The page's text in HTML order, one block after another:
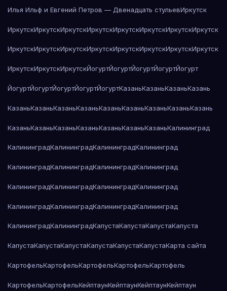
Илья Ильф и Евгений Петров — Двенадцать стульевИркутск
ИркутскИркутскИркутскИркутскИркутскИркутскИркутскИркутск
ИркутскИркутскИркутскИркутскИркутскИркутскИркутскИркутск
ИркутскИркутскИркутскЙогуртЙогуртЙогуртЙогуртЙогурт
ЙогуртЙогуртЙогуртЙогуртЙогуртКазаньКазаньКазаньКазань
КазаньКазаньКазаньКазаньКазаньКазаньКазаньКазаньКазань
КазаньКазаньКазаньКазаньКазаньКазаньКазаньКалининград
КалининградКалининградКалининградКалининград
КалининградКалининградКалининградКалининград
КалининградКалининградКалининградКалининград
КалининградКалининградКалининградКалининград
КалининградКалининградКапустаКапустаКапустаКапуста
КапустаКапустаКапустаКапустаКапустаКапустаКарта сайта
КартофельКартофельКартофельКартофельКартофель
КартофельКартофельКейптаунКейптаунКейптаунКейптаун